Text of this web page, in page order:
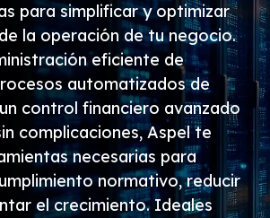
para simplificar y optimizar
la operación de tu negocio.
eficiente de
automatizados de
control financiero avanzado
complicaciones, Aspel te
necesarias para
normativo, reducir
el crecimiento. Ideales